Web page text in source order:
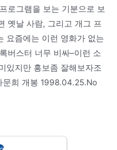
로그램을 보는 기분으로 보
옛날 사람, 그리고 개그 프
요즘에는 이런 영화가 없는
버스터 너무 비싸–이런 소
있지만 홍보좀 잘해보자조
문희 개봉 1998.04.25.No